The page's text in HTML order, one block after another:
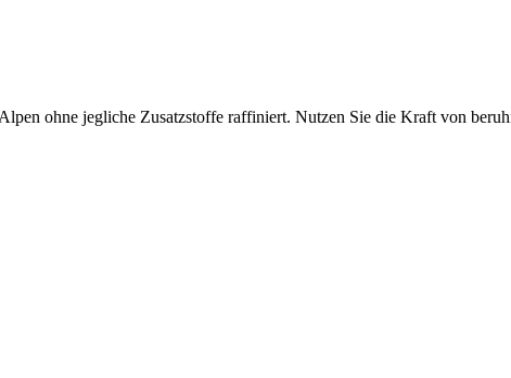
ohne jegliche Zusatzstoffe raffiniert. Nutzen Sie die Kraft von